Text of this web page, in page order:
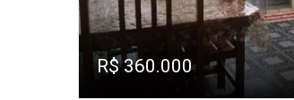
R$ 360.000